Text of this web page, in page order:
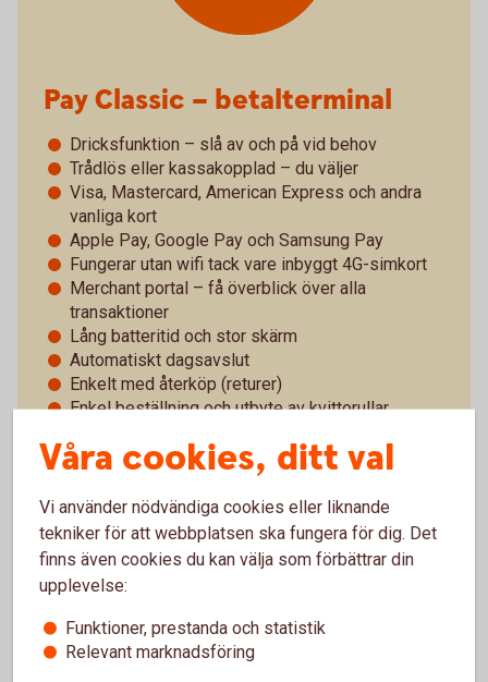
Pay Classic – betalterminal
Dricksfunktion – slå av och på vid behov
Trådlös eller kassakopplad – du väljer
Visa, Mastercard, American Express och andra
vanliga kort
Apple Pay, Google Pay och Samsung Pay
Fungerar utan wifi tack vare inbyggt 4G-simkort
Merchant portal – få överblick över alla
transaktioner
Lång batteritid och stor skärm
Automatiskt dagsavslut
Enkelt med återköp (returer)
Enkel beställning och utbyte av kvittorullar
Support alla dagar
Pay Classic - pris och villkor
Vad betyder det att kortterminalen är trådlös?
Våra cookies, ditt val
Vi använder nödvändiga cookies eller liknande
tekniker för att webbplatsen ska fungera för dig. Det
finns även cookies du kan välja som förbättrar din
upplevelse:
Funktioner, prestanda och statistik
Relevant marknadsföring